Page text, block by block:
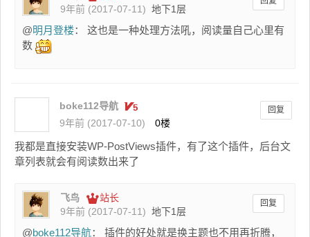
9年前 (2017-07-11) 地下1层
@明月登楼： 这也是一种处理方法吼，阅读量自己心里有
数
boke112导航
9年前 (2017-07-10)
0楼
回复
我都是直接安装WP-PostViews插件，有了这个插件，后台文
章列表就会有阅读数出来了
飞鸟
站长
9年前 (2017-07-11) 地下1层
回复
@boke112导航： 插件的好处就是换主题也不用再折腾，